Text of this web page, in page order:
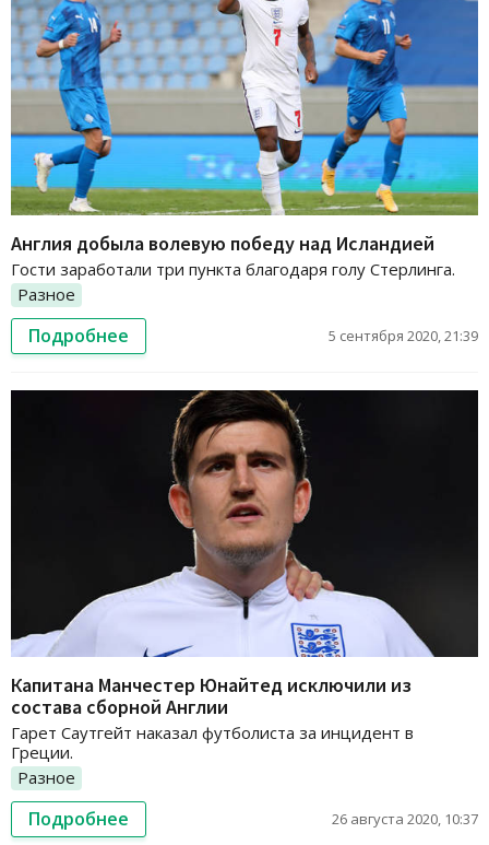
Англия добыла волевую победу над Исландией
Гости заработали три пункта благодаря голу Стерлинга.
Разное
Подробнее 5 сентября 2020, 21:39
Капитана Манчестер Юнайтед исключили из
состава сборной Англии
Гарет Саутгейт наказал футболиста за инцидент в
Греции.
Разное
Подробнее 26 августа 2020, 10:37